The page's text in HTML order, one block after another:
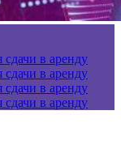
сдачи в аренду
сдачи в аренду
сдачи в аренду
сдачи в аренду